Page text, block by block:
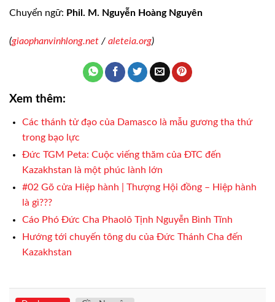
Chuyển ngữ: Phil. M. Nguyễn HoàngNguyên
(giaophanvinhlong.net / aleteia.org)
Xem thêm:
Các thánh tử đạo của Damasco là mẫu gương tha thứ
trong bạo lực
Đức TGM Peta: Cuộc viếng thăm của ĐTC đến
Kazakhstan là một phúc lành lớn
#02 Gõ cửa Hiệp hành | Thượng Hội đồng – Hiệp hành
là gì???
Cáo Phó Đức Cha Phaolô Tịnh Nguyễn Bình Tĩnh
Hướng tới chuyến tông du của Đức Thánh Cha đến
Kazakhstan